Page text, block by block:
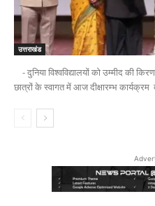
उत्तराखंड
- दुनिया विश्वविद्यालयों को उम्मीद की
छात्रों के स्वागत में आज दीक्षारम्भ